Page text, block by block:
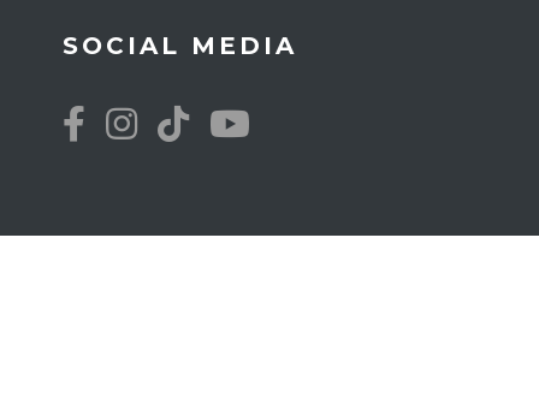
SOCIAL MEDIA